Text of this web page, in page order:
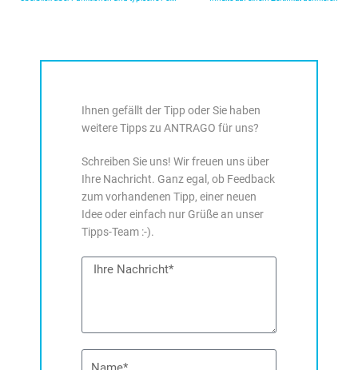
Ihnen gefällt der Tipp oder Sie haben
weitere Tipps zu ANTRAGO für uns?
Schreiben Sie uns! Wir freuen uns über
Ihre Nachricht. Ganz egal, ob Feedback
zum vorhandenen Tipp, einer neuen
Idee oder einfach nur Grüße an unser
Tipps-Team :-).
Nachricht